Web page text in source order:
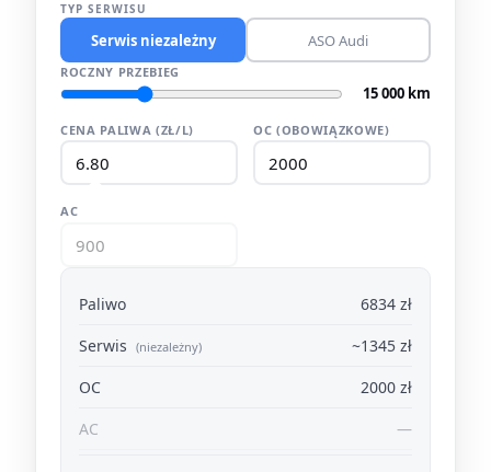
TYP SERWISU
Serwis niezależny ASO Audi
ROCZNY PRZEBIEG
15 000 km
CENA PALIWA (ZŁ/L) OC (OBOWIĄZKOWE)
AC
Paliwo
6834 zł
Serwis (niezależny)
~1345 zł
OC
2000 zł
AC
—